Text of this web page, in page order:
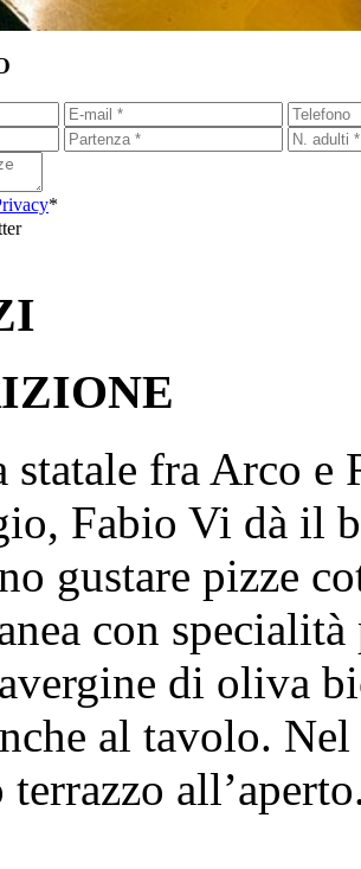
*
statale fra Arco e
Fabio Vi dà il
gustare pizze
con
di oliva
al tavolo.